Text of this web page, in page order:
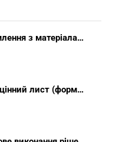
Заява про ознайомлення з матеріалами виконавчого провадження (зразок, шаблон 2025 року)
Опис вкладення у цінний лист (форма 107) + інструкція відправлення цінного листа з описом вкладення